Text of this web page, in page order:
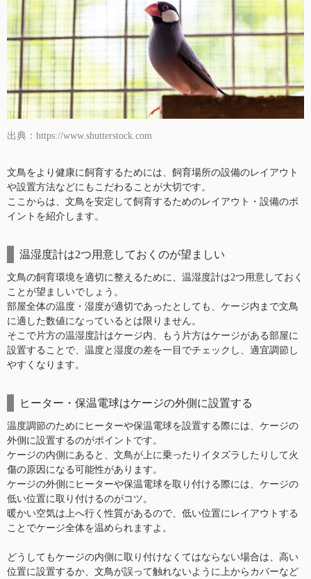
出典：https://www.shutterstock.com
文鳥をより健康に飼育するためには、飼育場所の設備のレイアウト
や設置方法などにもこだわることが大切です。
ここからは、文鳥を安定して飼育するためのレイアウト・設備のポ
イントを紹介します。
温湿度計は2つ用意しておくのが望ましい
文鳥の飼育環境を適切に整えるために、温湿度計は2つ用意しておく
ことが望ましいでしょう。
部屋全体の温度・湿度が適切であったとしても、ケージ内まで文鳥
に適した数値になっているとは限りません。
そこで片方の温湿度計はケージ内、もう片方はケージがある部屋に
設置することで、温度と湿度の差を一目でチェックし、適宜調節し
やすくなります。
ヒーター・保温電球はケージの外側に設置する
温度調節のためにヒーターや保温電球を設置する際には、ケージの
外側に設置するのがポイントです。
ケージの内側にあると、文鳥が上に乗ったりイタズラしたりして火
傷の原因になる可能性があります。
ケージの外側にヒーターや保温電球を取り付ける際には、ケージの
低い位置に取り付けるのがコツ。
暖かい空気は上へ行く性質があるので、低い位置にレイアウトする
ことでケージ全体を温められますよ。
どうしてもケージの内側に取り付けなくてはならない場合は、高い
位置に設置するか、文鳥が誤って触れないように上からカバーなど